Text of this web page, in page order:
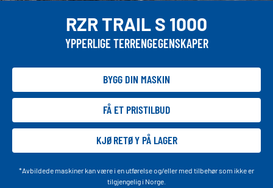
RZR TRAIL S 1000
YPPERLIGE TERRENGEGENSKAPER
BYGG DIN MASKIN
FÅ ET PRISTILBUD
KJØRETØY PÅ LAGER
*Avbildede maskiner kan være i en utførelse og/eller med tilbehør som ikke er
tilgjengelig i Norge.